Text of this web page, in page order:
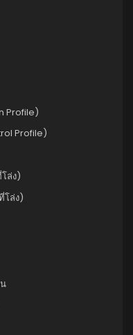
Profile)
Profile)
ล่ง)
โล่ง)